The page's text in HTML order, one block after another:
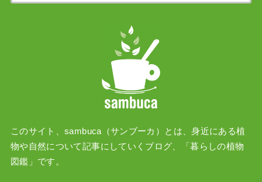
このサイト、sambuca（サンブーカ）とは、身近にある植
物や自然について記事にしていくブログ、「暮らしの植物
図鑑」です。